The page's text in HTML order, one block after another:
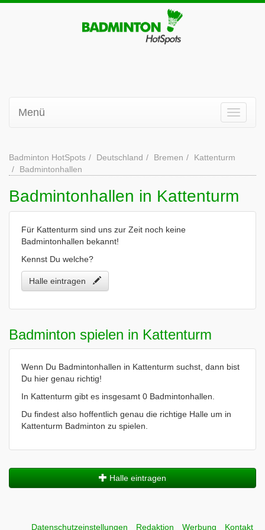
Menü
Badminton HotSpots Deutschland Bremen
Kattenturm
Badmintonhallen
Badmintonhallen in Kattenturm
Für Kattenturm sind uns zur Zeit noch keine
Badmintonhallen bekannt!
Kennst Du welche?
Halle eintragen
Badminton spielen in Kattenturm
Wenn Du Badmintonhallen in Kattenturm suchst, dann bist
Du hier genau richtig!
In Kattenturm gibt es insgesamt 0 Badmintonhallen.
Du findest also hoffentlich genau die richtige Halle um in
Kattenturm Badminton zu spielen.
Halle eintragen
Datenschutzeinstellungen Redaktion Werbung Kontakt